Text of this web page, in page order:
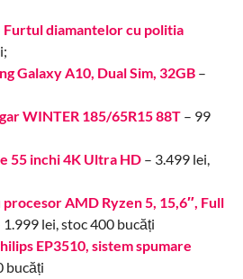
diamantelor cu politia
Galaxy A10, Dual Sim, 32GB–
WINTER 185/65R15 88T– 99
55 inchi 4K Ultra HD– 3.499 lei,
procesor AMD Ryzen 5, 15,6″, Full
1.999 lei, stoc 400 bucăți
EP3510, sistem spumare
bucăți